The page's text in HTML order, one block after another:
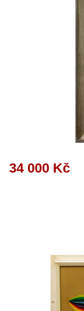
34 000 Kč